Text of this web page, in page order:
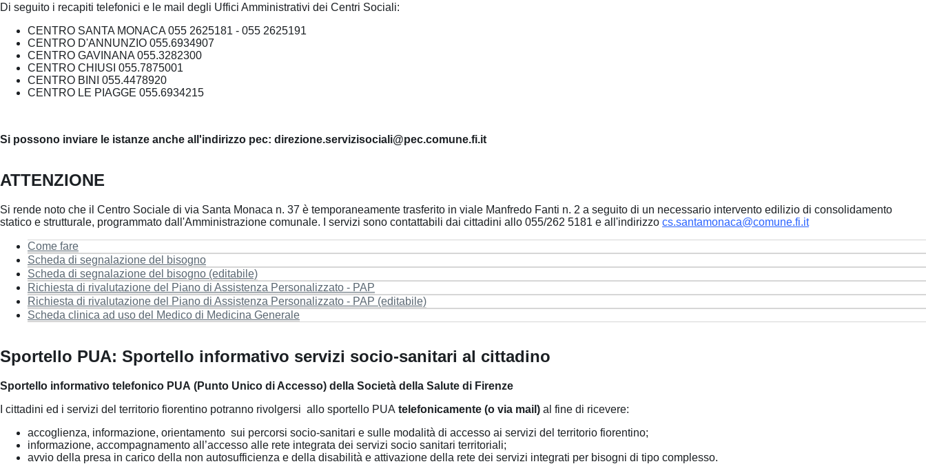
Di seguito i recapiti telefonici e le mail degli Uffici Amministrativi dei Centri Sociali:
CENTRO SANTA MONACA 055 2625181 - 055 2625191
CENTRO D'ANNUNZIO 055.6934907
CENTRO GAVINANA 055.3282300
CENTRO CHIUSI 055.7875001
CENTRO BINI 055.4478920
CENTRO LE PIAGGE 055.6934215
Si possono inviare le istanze anche all'indirizzo pec: direzione.servizisociali@pec.comune.fi.it
ATTENZIONE
Si rende noto che il Centro Sociale di via Santa Monaca n. 37 è temporaneamente trasferito in viale Manfredo Fanti n. 2 a seguito di un necessario intervento edilizio di consolidamento
statico e strutturale, programmato dall'Amministrazione comunale. I servizi sono contattabili dai cittadini allo 055/262 5181 e all'indirizzo cs.santamonaca@comune.fi.it
Come fare
Scheda di segnalazione del bisogno
Scheda di segnalazione del bisogno (editabile)
Richiesta di rivalutazione del Piano di Assistenza Personalizzato - PAP
Richiesta di rivalutazione del Piano di Assistenza Personalizzato - PAP (editabile)
Scheda clinica ad uso del Medico di Medicina Generale
Sportello PUA: Sportello informativo servizi socio-sanitari al cittadino
Sportello informativo telefonico PUA (Punto Unico di Accesso) della Società della Salute di Firenze
I cittadini ed i servizi del territorio fiorentino potranno rivolgersi allo sportello PUA telefonicamente (o via mail) al fine di ricevere:
accoglienza, informazione, orientamento sui percorsi socio-sanitari e sulle modalità di accesso ai servizi del territorio fiorentino;
informazione, accompagnamento all’accesso alle rete integrata dei servizi socio sanitari territoriali;
avvio della presa in carico della non autosufficienza e della disabilità e attivazione della rete dei servizi integrati per bisogni di tipo complesso.